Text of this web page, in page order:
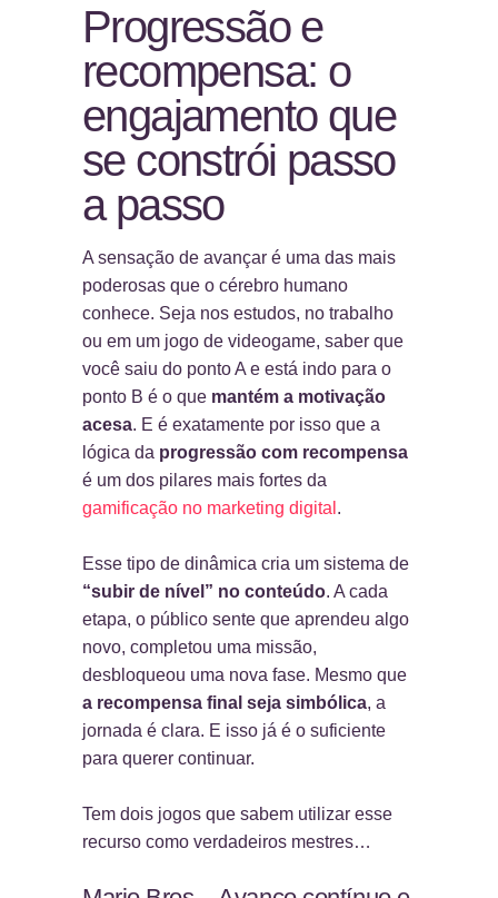
Progressão e
recompensa: o
engajamento que
se constrói passo
a passo
A sensação de avançar é uma das mais
poderosas que o cérebro humano
conhece. Seja nos estudos, no trabalho
ou em um jogo de videogame, saber que
você saiu do ponto A e está indo para o
ponto B é o que mantém a motivação
acesa. E é exatamente por isso que a
lógica da progressão com recompensa
é um dos pilares mais fortes da
gamificação no marketing digital .
Esse tipo de dinâmica cria um sistema de
“subir de nível” no conteúdo. A cada
etapa, o público sente que aprendeu algo
novo, completou uma missão,
desbloqueou uma nova fase. Mesmo que
a recompensa final seja simbólica, a
jornada é clara. E isso já é o suficiente
para querer continuar.
Tem dois jogos que sabem utilizar esse
recurso como verdadeiros mestres…